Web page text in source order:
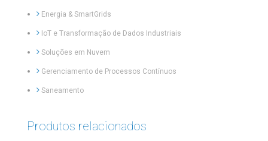
Energia & SmartGrids
IoT e Transformação de Dados Industriais
Soluções em Nuvem
Gerenciamento de Processos Contínuos
Saneamento
Produtos relacionados